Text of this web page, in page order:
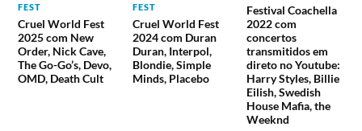
FEST
Cruel World Fest
2025 com New
Order, Nick Cave,
The Go-Go’s, Devo,
OMD, Death Cult
FEST
Cruel World Fest
2024 com Duran
Duran, Interpol,
Blondie, Simple
Minds, Placebo
Festival Coachella
2022 com
concertos
transmitidos em
direto no Youtube:
Harry Styles, Billie
Eilish, Swedish
House Mafia, the
Weeknd